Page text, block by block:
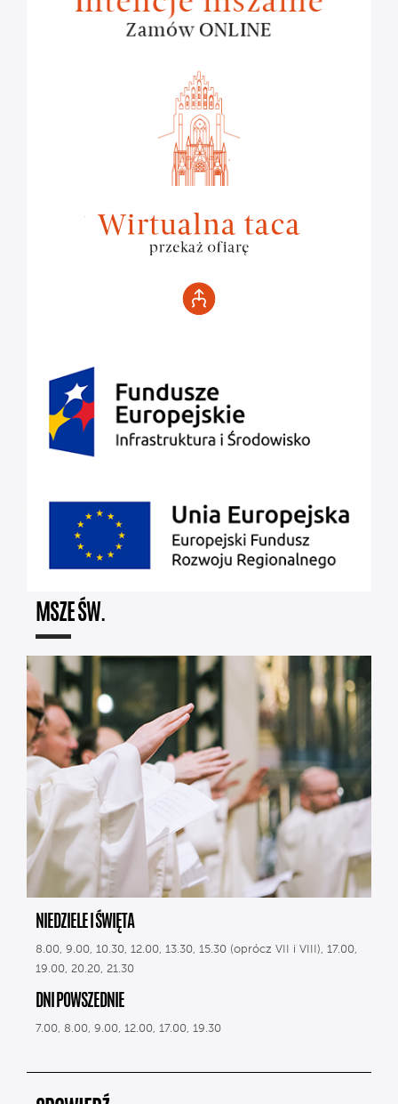
MSZE ŚW.
NIEDZIELE I ŚWIĘTA
8.00, 9.00, 10.30, 12.00, 13.30, 15.30 (oprócz VII i VIII), 17.00,
19.00, 20.20, 21.30
DNI POWSZEDNIE
7.00, 8.00, 9.00, 12.00, 17.00, 19.30